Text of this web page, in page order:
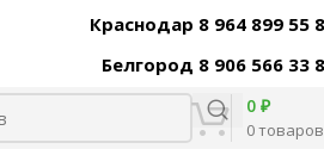
Краснодар 8 964 899 55
Белгород 8 906 566 33
0товаров
0 ₽
Код товара:42840